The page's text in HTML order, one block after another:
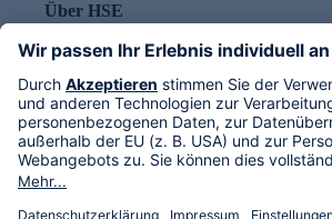
Über HSE
Im TV
HSE International